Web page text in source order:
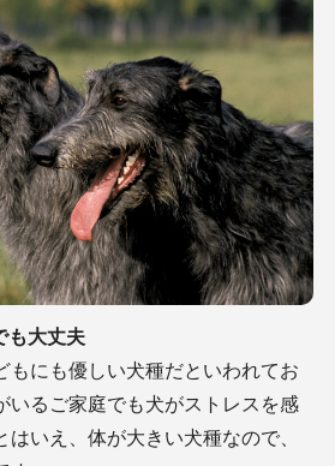
も大丈夫
もにも優しい犬種だといわれてお
いるご家庭でも犬がストレスを感
いえ、体が大きい犬種なので、